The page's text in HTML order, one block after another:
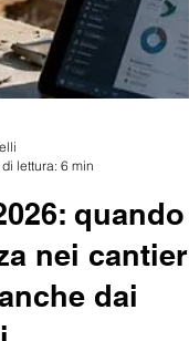
lettura: 6 min